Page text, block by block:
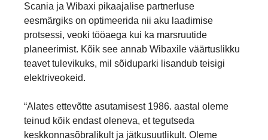
Scania ja Wibaxi pikaajalise partnerluse
eesmärgiks on optimeerida nii aku laadimise
protsessi, veoki tööaega kui ka marsruutide
planeerimist. Kõik see annab Wibaxile väärtuslikku
teavet tulevikuks, mil sõiduparki lisandub teisigi
elektriveokeid.
“Alates ettevõtte asutamisest 1986. aastal oleme
teinud kõik endast oleneva, et tegutseda
keskkonnasõbralikult ja jätkusuutlikult. Oleme